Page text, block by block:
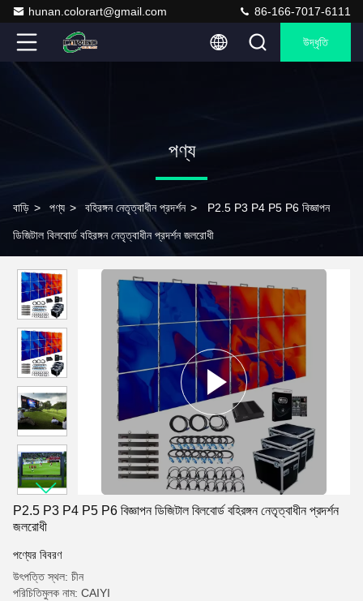
hunan.colorart@gmail.com 86-166-7017-6111
উদ্ধৃতি
পণ্য
বাড়ি > পণ্য > বহিরঙ্গন নেতৃত্বাধীন প্রদর্শন > P2.5 P3 P4 P5 P6 বিজ্ঞাপন
ডিজিটাল বিলবোর্ড বহিরঙ্গন নেতৃত্বাধীন প্রদর্শন জলরোধী
P2.5 P3 P4 P5 P6 বিজ্ঞাপন ডিজিটাল বিলবোর্ড বহিরঙ্গন নেতৃত্বাধীন প্রদর্শন
জলরোধী
পণ্যের বিবরণ
উৎপত্তি স্থল: চীন
পরিচিতিমুলক নাম: CAIYI